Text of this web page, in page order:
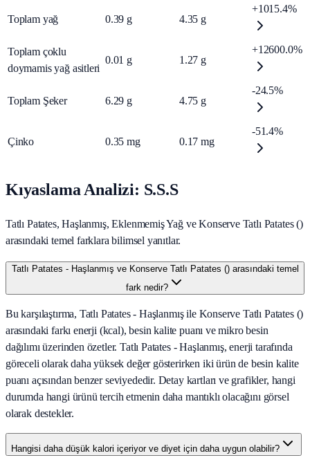
Toplam yağ 0.39 g 4.35 g
+1015.4%
Toplam çoklu
doymamis yağ asitleri
0.01 g 1.27 g
+12600.0%
Toplam Şeker 6.29 g 4.75 g
-24.5%
Çinko 0.35 mg 0.17 mg
-51.4%
Kıyaslama Analizi: S.S.S
Tatlı Patates, Haşlanmış, Eklenmemiş Yağ ve Konserve Tatlı Patates ()
arasındaki temel farklara bilimsel yanıtlar.
Tatlı Patates - Haşlanmış ve Konserve Tatlı Patates () arasındaki temel
fark nedir?
Bu karşılaştırma, Tatlı Patates - Haşlanmış ile Konserve Tatlı Patates ()
arasındaki farkı enerji (kcal), besin kalite puanı ve mikro besin
dağılımı üzerinden özetler. Tatlı Patates - Haşlanmış, enerji tarafında
göreceli olarak daha yüksek değer gösterirken iki ürün de besin kalite
puanı açısından benzer seviyededir. Detay kartları ve grafikler, hangi
durumda hangi ürünü tercih etmenin daha mantıklı olacağını görsel
olarak destekler.
Hangisi daha düşük kalori içeriyor ve diyet için daha uygun olabilir?